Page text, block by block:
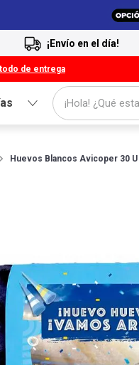
¡Envío en el día!
de entrega
¡Hola! ¿Qué
Huevos Blancos Avicoper 30 U
1.
Cafe
.
Carne
6.
Yerba
7.
Queso
8.
Fideos
9.
Chocolate